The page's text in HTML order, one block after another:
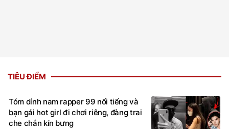
TIÊU ĐIỂM
Tóm dính nam rapper 99 nổi tiếng và
bạn gái hot girl đi chơi riêng, đàng trai
che chắn kín bưng